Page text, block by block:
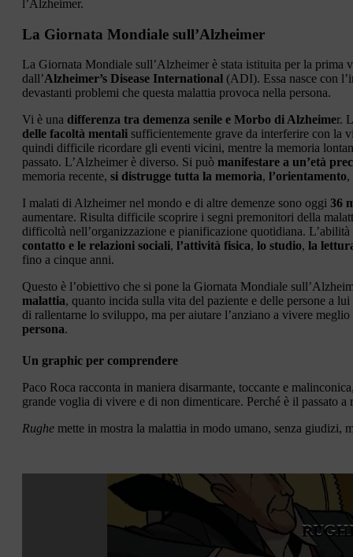
l’Alzheimer.
La Giornata Mondiale sull’Alzheimer
La Giornata Mondiale sull’Alzheimer è stata istituita per la prima
dall’Alzheimer’s Disease International (ADI). Essa nasce con
devastanti problemi che questa malattia provoca nella persona.
Vi è una differenza tra demenza senile e Morbo di Alzheimer.
delle facoltà mentali sufficientemente grave da interferire con la
quindi difficile ricordare gli eventi vicini, mentre la memoria
passato. L’Alzheimer è diverso. Si può manifestare a un’età
memoria recente, si distrugge tutta la memoria, l’orientamento,
I malati di Alzheimer nel mondo e di altre demenze sono oggi 36
aumentare. Risulta difficile scoprire i segni premonitori della
difficoltà nell’organizzazione e pianificazione quotidiana.
contatto e le relazioni sociali, l’attività fisica, lo studio, la
fino a cinque anni.
Questo è l’obiettivo che si pone la Giornata Mondiale
malattia, quanto incida sulla vita del paziente e delle persone a
di rallentarne lo sviluppo, ma per aiutare l’anziano a vivere
persona.
Un graphic per comprendere
Paco Roca racconta in maniera disarmante, toccante e
grande voglia di vivere e di non dimenticare. Perché è il passato
Rughe mette in mostra la malattia in modo umano, senza giudizi,